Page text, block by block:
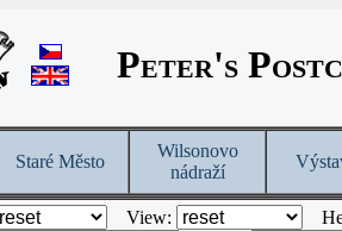
Peter's
Staré Město
Wilsonovo
nádraží
View: